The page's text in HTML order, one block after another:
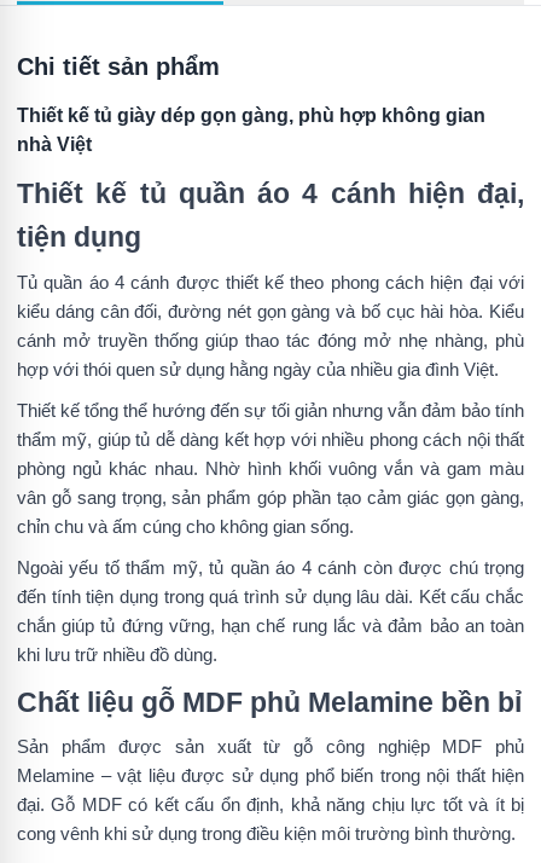
Chi tiết sản phẩm
Thiết kế tủ giày dép gọn gàng, phù hợp không gian
nhà Việt
Thiết kế tủ quần áo 4 cánh hiện đại,
tiện dụng
Tủ quần áo 4 cánh được thiết kế theo phong cách hiện đại với
kiểu dáng cân đối, đường nét gọn gàng và bố cục hài hòa. Kiểu
cánh mở truyền thống giúp thao tác đóng mở nhẹ nhàng, phù
hợp với thói quen sử dụng hằng ngày của nhiều gia đình Việt.
Thiết kế tổng thể hướng đến sự tối giản nhưng vẫn đảm bảo tính
thẩm mỹ, giúp tủ dễ dàng kết hợp với nhiều phong cách nội thất
phòng ngủ khác nhau. Nhờ hình khối vuông vắn và gam màu
vân gỗ sang trọng, sản phẩm góp phần tạo cảm giác gọn gàng,
chỉn chu và ấm cúng cho không gian sống.
Ngoài yếu tố thẩm mỹ, tủ quần áo 4 cánh còn được chú trọng
đến tính tiện dụng trong quá trình sử dụng lâu dài. Kết cấu chắc
chắn giúp tủ đứng vững, hạn chế rung lắc và đảm bảo an toàn
khi lưu trữ nhiều đồ dùng.
Chất liệu gỗ MDF phủ Melamine bền bỉ
Sản phẩm được sản xuất từ gỗ công nghiệp MDF phủ
Melamine – vật liệu được sử dụng phổ biến trong nội thất hiện
đại. Gỗ MDF có kết cấu ổn định, khả năng chịu lực tốt và ít bị
cong vênh khi sử dụng trong điều kiện môi trường bình thường.